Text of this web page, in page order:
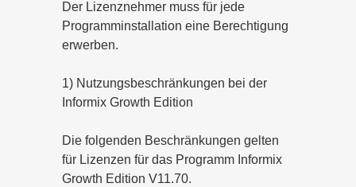
Der Lizenznehmer muss für jede
Programminstallation eine Berechtigung
erwerben.
1) Nutzungsbeschränkungen bei der
Informix Growth Edition
Die folgenden Beschränkungen gelten
für Lizenzen für das Programm Informix
Growth Edition V11.70.